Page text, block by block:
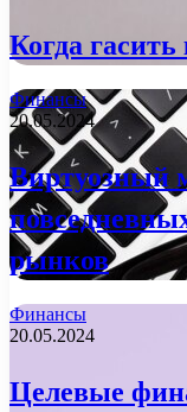
Когда
Финансы
20.05.2024
Виртуозный
рынков
Финансы
20.05.2024
Целевые